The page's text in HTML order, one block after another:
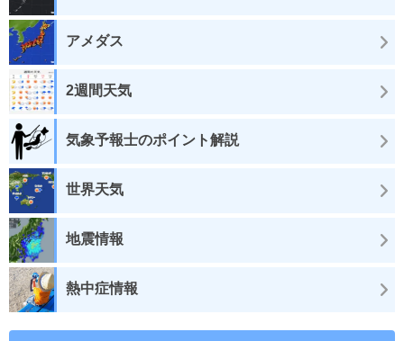
アメダス
2週間天気
気象予報士のポイント解説
世界天気
地震情報
熱中症情報